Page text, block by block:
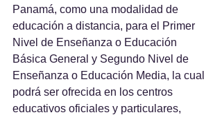
Panamá, como una modalidad de
educación a distancia, para el Primer
Nivel de Enseñanza o Educación
Básica General y Segundo Nivel de
Enseñanza o Educación Media, la cual
podrá ser ofrecida en los centros
educativos oficiales y particulares,